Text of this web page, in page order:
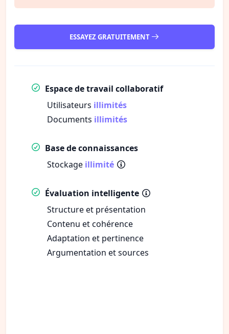
ESSAYEZ GRATUITEMENT
Espace de travail collaboratif
Utilisateurs illimités
Documents illimités
Base de connaissances
Stockage illimité
Évaluation intelligente
Structure et présentation
Contenu et cohérence
Adaptation et pertinence
Argumentation et sources